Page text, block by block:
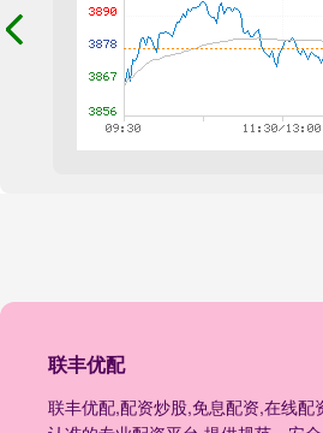
联丰优配
联丰优配,配资炒股,免息配资,在线